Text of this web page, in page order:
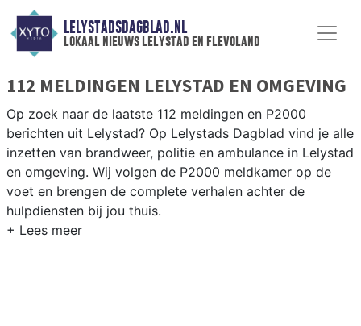
LELYSTADSDAGBLAD.NL
lokaal nieuws lelystad en flevoland
112 MELDINGEN LELYSTAD EN OMGEVING
Op zoek naar de laatste 112 meldingen en P2000
berichten uit Lelystad? Op Lelystads Dagblad vind je alle
inzetten van brandweer, politie en ambulance in Lelystad
en omgeving. Wij volgen de P2000 meldkamer op de
voet en brengen de complete verhalen achter de
hulpdiensten bij jou thuis.